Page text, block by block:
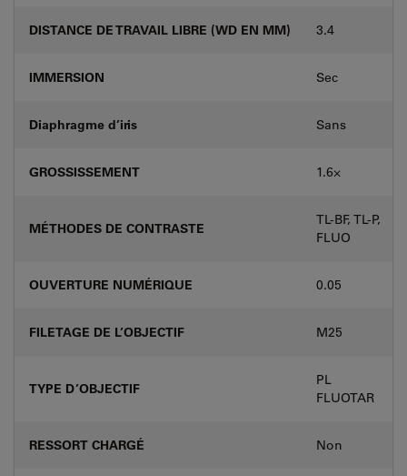
DISTANCE DE TRAVAIL LIBRE (WD EN MM) 3.4
IMMERSION Sec
Diaphragme d’iris Sans
GROSSISSEMENT 1.6⨉
MÉTHODES DE CONTRASTE
TL-BF, TL-P,
FLUO
OUVERTURE NUMÉRIQUE 0.05
FILETAGE DE L’OBJECTIF M25
TYPE D’OBJECTIF
PL
FLUOTAR
RESSORT CHARGÉ Non